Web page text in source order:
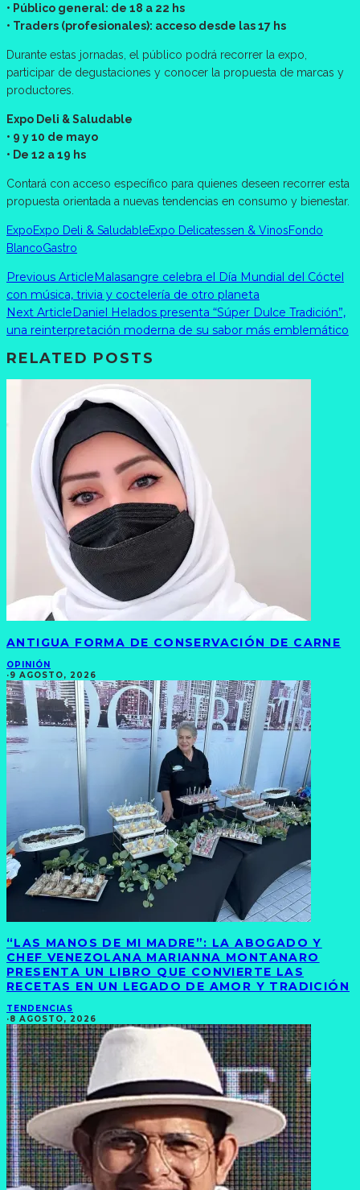
• Público general: de 18 a 22 hs
• Traders (profesionales): acceso desde las 17 hs
Durante estas jornadas, el público podrá recorrer la expo,
participar de degustaciones y conocer la propuesta de marcas y
productores.
Expo Deli & Saludable
• 9 y 10 de mayo
• De 12 a 19 hs
Contará con acceso específico para quienes deseen recorrer esta
propuesta orientada a nuevas tendencias en consumo y bienestar.
ExpoExpo Deli & SaludableExpo Delicatessen & VinosFondo
BlancoGastro
Previous ArticleMalasangre celebra el Día Mundial del Cóctel
con música, trivia y coctelería de otro planeta
Next ArticleDaniel Helados presenta “Súper Dulce Tradición”,
una reinterpretación moderna de su sabor más emblemático
RELATED POSTS
ANTIGUA FORMA DE CONSERVACIÓN DE CARNE
OPINIÓN
·9 AGOSTO, 2026
“LAS MANOS DE MI MADRE”: LA ABOGADO Y
CHEF VENEZOLANA MARIANNA MONTANARO
PRESENTA UN LIBRO QUE CONVIERTE LAS
RECETAS EN UN LEGADO DE AMOR Y TRADICIÓN
TENDENCIAS
·8 AGOSTO, 2026